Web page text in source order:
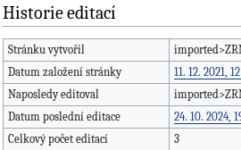
Historie editací
Stránku vytvořil
Datum založení stránky
11. 12. 2021,
Naposledy editoval
Datum poslední editace
24. 10. 2024,
Celkový počet editací
3